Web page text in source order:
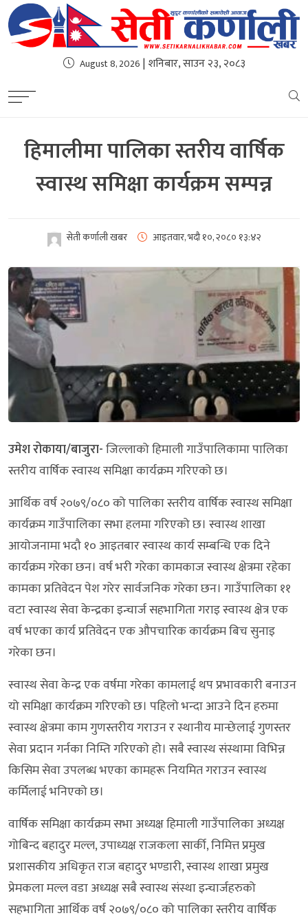
August 8, 2026 | शनिबार, साउन २३, २०८३
हिमालीमा पालिका स्तरीय वार्षिक
स्वास्थ समिक्षा कार्यक्रम सम्पन्न
सेती कर्णाली खबर आइतवार, भदौ १०, २०८० १३:४२
उमेश रोकाया/बाजुरा-जिल्लाको हिमाली गाउँपालिकामा पालिका
स्तरीय वार्षिक स्वास्थ समिक्षा कार्यक्रम गरिएको छ।
आर्थिक वर्ष २०७९/०८० को पालिका स्तरीय वार्षिक स्वास्थ समिक्षा
कार्यक्रम गाउँपालिका सभा हलमा गरिएको छ। स्वास्थ शाखा
आयोजनामा भदौ १० आइतबार स्वास्थ कार्य सम्बन्धि एक दिने
कार्यक्रम गरेका छन। वर्ष भरी गरेका कामकाज स्वास्थ क्षेत्रमा रहेका
कामका प्रतिवेदन पेश गरेर सार्वजनिक गरेका छन। गाउँपालिका ११
वटा स्वास्थ सेवा केन्द्रका इन्चार्ज सहभागिता गराइ स्वास्थ क्षेत्र एक
वर्ष भएका कार्य प्रतिवेदन एक औपचारिक कार्यक्रम बिच सुनाइ
गरेका छन।
स्वास्थ सेवा केन्द्र एक वर्षमा गरेका कामलाई थप प्रभावकारी बनाउन
यो समिक्षा कार्यक्रम गरिएको छ। पहिलो भन्दा आउने दिन हरुमा
स्वास्थ क्षेत्रमा काम गुणस्तरीय गराउन र स्थानीय मान्छेलाई गुणस्तर
सेवा प्रदान गर्नका निम्ति गरिएको हो। सबै स्वास्थ संस्थामा विभिन्न
किसिम सेवा उपलब्ध भएका कामहरू नियमित गराउन स्वास्थ
कर्मिलाई भनिएको छ।
वार्षिक समिक्षा कार्यक्रम सभा अध्यक्ष हिमाली गाउँपालिका अध्यक्ष
गोबिन्द बहादुर मल्ल, उपाध्यक्ष राजकला सार्की, निमित्त प्रमुख
प्रशासकीय अधिकृत राज बहादुर भण्डारी, स्वास्थ शाखा प्रमुख
प्रेमकला मल्ल वडा अध्यक्ष सबै स्वास्थ संस्था इन्चार्जहरुको
सहभागिता आर्थिक वर्ष २०७९/०८० को पालिका स्तरीय वार्षिक